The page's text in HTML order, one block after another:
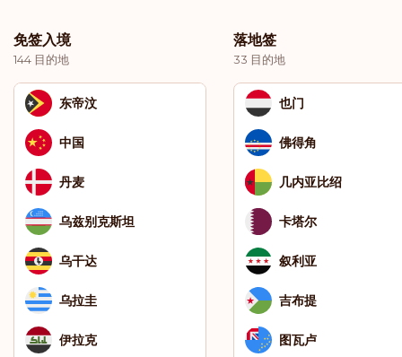
免签入境
144 目的地
东帝汶
中国
丹麦
乌兹别克斯坦
乌干达
乌拉圭
伊拉克
落地签
33 目的地
也门
佛得角
几内亚比绍
卡塔尔
叙利亚
吉布提
图瓦卢